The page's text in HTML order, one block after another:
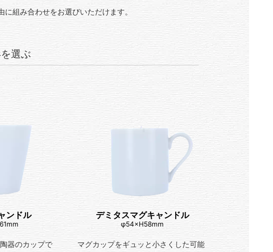
組み合わせをお選びいただけます。
選ぶ
ンドル
器のカップで
デミタスマグキャンドル
φ54×H58mm
マグカップをギュッと小さくした可能